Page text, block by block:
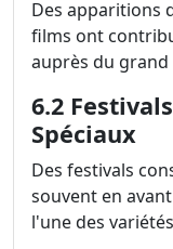
Des apparitions
films ont
auprès du grand
6.2
Spéciaux
Des festivals
souvent en
l'une des